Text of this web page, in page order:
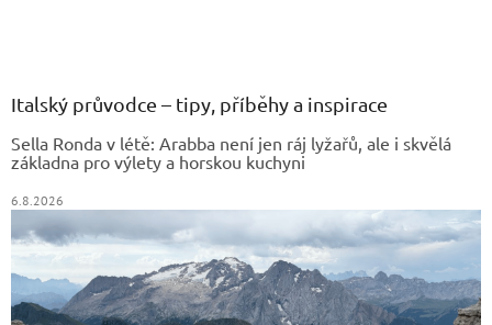
Italský průvodce – tipy, příběhy a inspirace
Sella Ronda v létě: Arabba není jen ráj lyžařů, ale i skvělá
základna pro výlety a horskou kuchyni
6.8.2026